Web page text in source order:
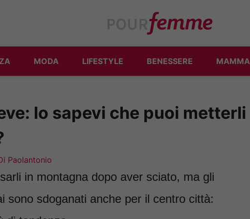
MODA LIFESTYLE BENESSERE MAMMA
lo sapevi che puoi metterli
Paolantonio
in montagna dopo aver sciato, ma gli
sono sdoganati anche per il centro città: